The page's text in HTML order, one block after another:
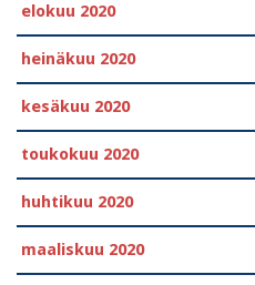
elokuu 2020
heinäkuu 2020
kesäkuu 2020
toukokuu 2020
huhtikuu 2020
maaliskuu 2020